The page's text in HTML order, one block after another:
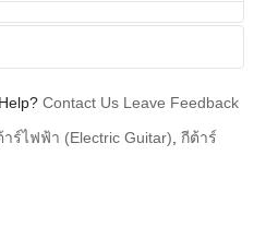
Contact Us Leave Feedback
าร์ไฟฟ้า (Electric Guitar) กีต้าร์